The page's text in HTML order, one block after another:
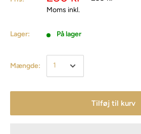
Moms inkl.
Lager: På lager
Mængde:
Tilføj til kurv